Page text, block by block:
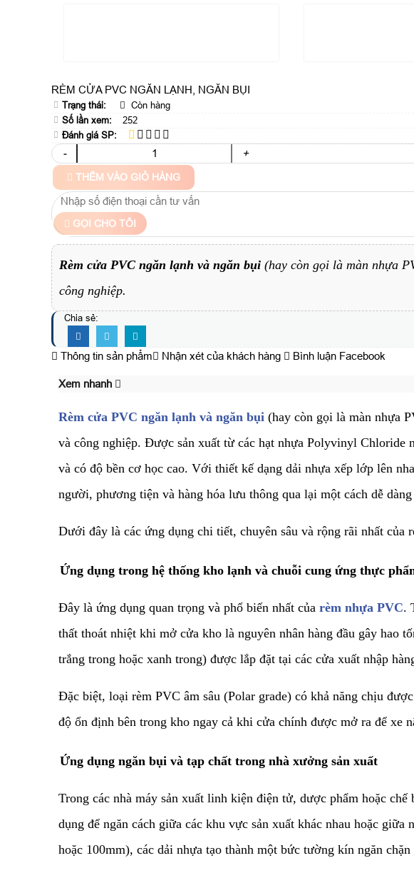
RÈM CỬA PVC NGĂN LẠNH, NGĂN BỤI
Trạng thái:
Còn hàng
Số lần xem:
252
Đánh giá SP:
- +
THÊM VÀO GIỎ HÀNG
GỌI CHO TÔI
Rèm cửa PVC ngăn lạnh và ngăn bụi (hay còn gọi là màn nhựa
công nghiệp.
Chia sẻ:
Thông tin sản phẩm Nhận xét của khách hàng Bình luận Facebook
Xem nhanh
Rèm cửa PVC ngăn lạnh và ngăn bụi (hay còn gọi là màn nhựa
và công nghiệp. Được sản xuất từ các hạt nhựa Polyvinyl Chloride
và có độ bền cơ học cao. Với thiết kế dạng dải nhựa xếp lớp lên
người, phương tiện và hàng hóa lưu thông qua lại một cách dễ
​Dưới đây là các ứng dụng chi tiết, chuyên sâu và rộng rãi nhất
​Ứng dụng trong hệ thống kho lạnh và chuỗi cung ứng thực
​Đây là ứng dụng quan trọng và phổ biến nhất của rèm nhựa PVC.
thất thoát nhiệt khi mở cửa kho là nguyên nhân hàng đầu gây hao
trắng trong hoặc xanh trong) được lắp đặt tại các cửa xuất nhập
​Đặc biệt, loại rèm PVC âm sâu (Polar grade) có khả năng chịu
độ ổn định bên trong kho ngay cả khi cửa chính được mở ra để xe
​Ứng dụng ngăn bụi và tạp chất trong nhà xưởng sản xuất
​Trong các nhà máy sản xuất linh kiện điện tử, dược phẩm hoặc
dụng để ngăn cách giữa các khu vực sản xuất khác nhau hoặc
hoặc 100mm), các dải nhựa tạo thành một bức tường kín ngăn